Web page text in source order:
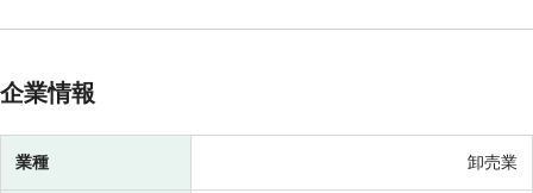
企業情報
業種 卸売業